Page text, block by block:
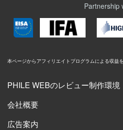
Partnership
本ページからアフィリエイトプログラムによる収益
PHILE WEBのレビュー制作環境
会社概要
広告案内